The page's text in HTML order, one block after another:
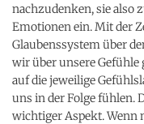
nachzudenken, sie also
Emotionen ein. Mit der
Glaubenssystem über
wir über unsere Gefühle
auf die jeweilige
uns in der Folge fühlen.
wichtiger Aspekt. Wenn